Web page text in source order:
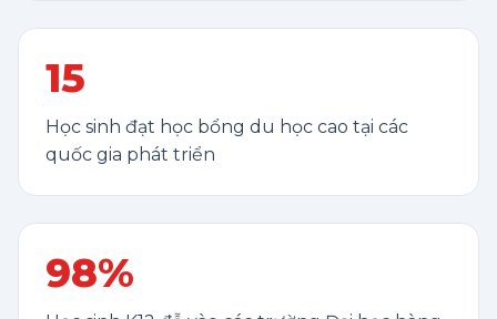
15
Học sinh đạt học bổng du học cao tại các
quốc gia phát triển
98%